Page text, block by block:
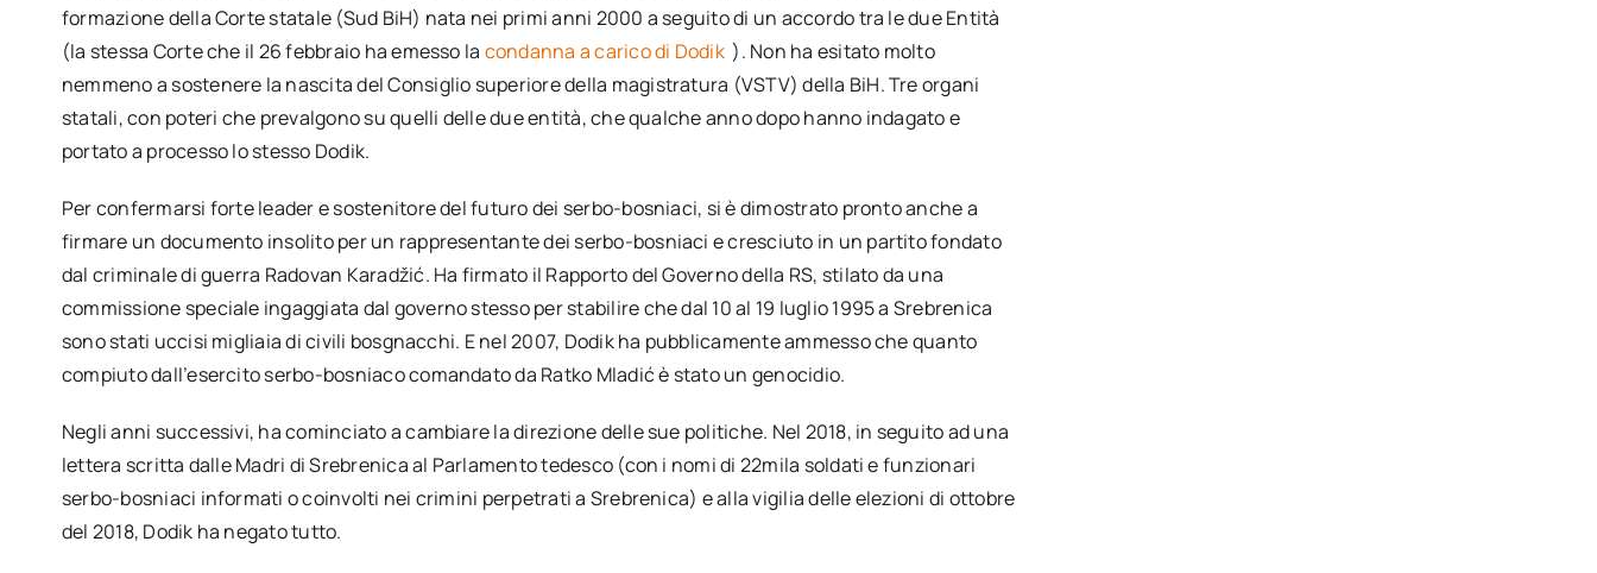
formazione della Corte statale (Sud BiH) nata nei primi anni 2000 a seguito di un accordo tra le due Entità
(la stessa Corte che il 26 febbraio ha emesso la condanna a carico di Dodik ). Non ha esitato molto
nemmeno a sostenere la nascita del Consiglio superiore della magistratura (VSTV) della BiH. Tre organi
statali, con poteri che prevalgono su quelli delle due entità, che qualche anno dopo hanno indagato e
portato a processo lo stesso Dodik.
Per confermarsi forte leader e sostenitore del futuro dei serbo-bosniaci, si è dimostrato pronto anche a
firmare un documento insolito per un rappresentante dei serbo-bosniaci e cresciuto in un partito fondato
dal criminale di guerra Radovan Karadžić. Ha firmato il Rapporto del Governo della RS, stilato da una
commissione speciale ingaggiata dal governo stesso per stabilire che dal 10 al 19 luglio 1995 a Srebrenica
sono stati uccisi migliaia di civili bosgnacchi. E nel 2007, Dodik ha pubblicamente ammesso che quanto
compiuto dall’esercito serbo-bosniaco comandato da Ratko Mladić è stato un genocidio.
Negli anni successivi, ha cominciato a cambiare la direzione delle sue politiche. Nel 2018, in seguito ad una
lettera scritta dalle Madri di Srebrenica al Parlamento tedesco (con i nomi di 22mila soldati e funzionari
serbo-bosniaci informati o coinvolti nei crimini perpetrati a Srebrenica) e alla vigilia delle elezioni di ottobre
del 2018, Dodik ha negato tutto.